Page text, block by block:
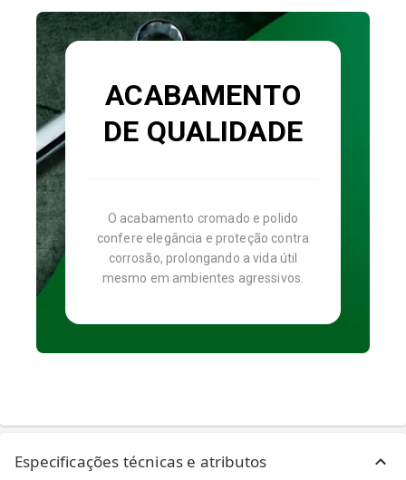
ACABAMENTO
DE QUALIDADE
O acabamento cromado e polido
confere elegância e proteção contra
corrosão, prolongando a vida útil
mesmo em ambientes agressivos.
Especificações técnicas e atributos